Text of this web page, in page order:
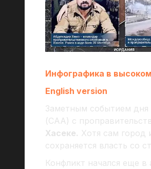
Инфографика в
English version
Заметным событием
(САА) с
Хасеке. Хотя сам город
сохраняется власть со
Конфликт начался еще